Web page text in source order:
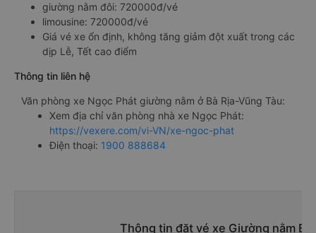
giường nằm đôi: 720000đ/vé
limousine: 720000đ/vé
Giá vé xe ổn định, không tăng giảm đột xuất trong các
dịp Lễ, Tết cao điểm
Thông tin liên hệ
Văn phòng xe Ngọc Phát giường nằm ở Bà Rịa-Vũng Tàu:
Xem địa chỉ văn phòng nhà xe Ngọc Phát:
https://vexere.com/vi-VN/xe-ngoc-phat
Điện thoại: 1900 888684
Thông tin đặt vé xe Giường nằm